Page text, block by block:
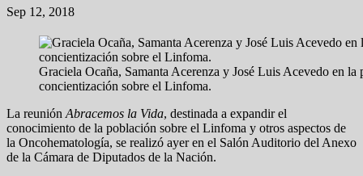
Sep 12, 2018
Graciela Ocaña, Samanta Acerenza y José Luis Acevedo en la
concientización sobre el Linfoma.
La reunión Abracemos la Vida, destinada a expandir el
conocimiento de la población sobre el Linfoma y otros aspectos de
la Oncohematología, se realizó ayer en el Salón Auditorio del Anexo
de la Cámara de Diputados de la Nación.